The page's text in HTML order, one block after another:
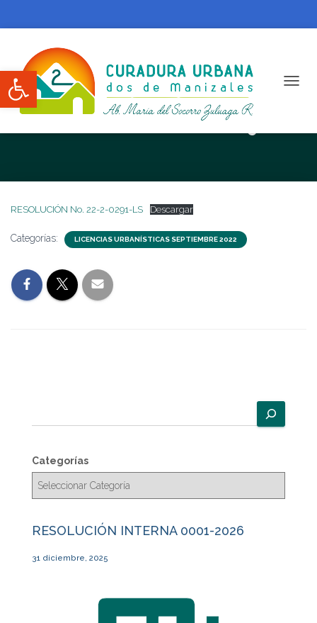
Abrir barra de herramientas
RESOLUCIÓN No. 22-2-0291-LS
RESOLUCIÓN No. 22-2-0291-LS Descargar
Categorías: LICENCIAS URBANÍSTICAS SEPTIEMBRE 2022
u
c
a
Categorías
RESOLUCIÓN INTERNA 0001-2026
31 diciembre, 2025